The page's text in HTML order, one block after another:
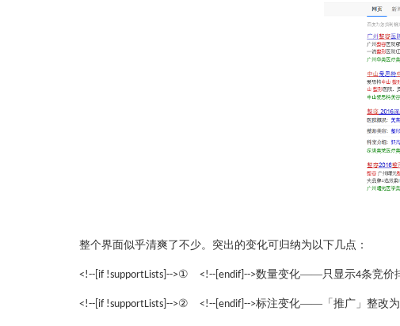
整个界面似乎清爽了不少。突出的变化可归纳为以下几点：
<!--[if !supportLists]-->① <!--[endif]-->数量变化——只显示4条竞价
<!--[if !supportLists]-->② <!--[endif]-->标注变化——「推广」整改为